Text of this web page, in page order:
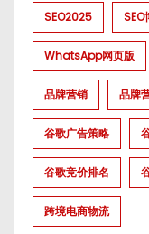
SEO2025 SEO
WhatsApp网页版
品牌营销 品牌
谷歌广告策略
谷歌竞价排名
跨境电商物流